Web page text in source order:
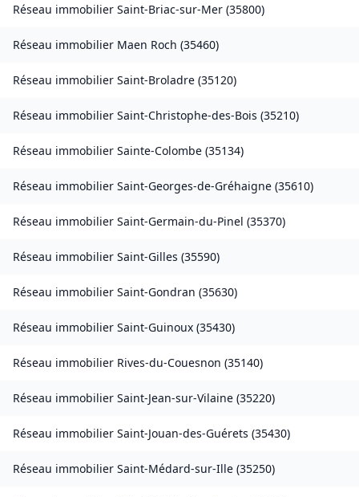
Réseau immobilier Saint-Briac-sur-Mer (35800)
Réseau immobilier Maen Roch (35460)
Réseau immobilier Saint-Broladre (35120)
Réseau immobilier Saint-Christophe-des-Bois (35210)
Réseau immobilier Sainte-Colombe (35134)
Réseau immobilier Saint-Georges-de-Gréhaigne (35610)
Réseau immobilier Saint-Germain-du-Pinel (35370)
Réseau immobilier Saint-Gilles (35590)
Réseau immobilier Saint-Gondran (35630)
Réseau immobilier Saint-Guinoux (35430)
Réseau immobilier Rives-du-Couesnon (35140)
Réseau immobilier Saint-Jean-sur-Vilaine (35220)
Réseau immobilier Saint-Jouan-des-Guérets (35430)
Réseau immobilier Saint-Médard-sur-Ille (35250)